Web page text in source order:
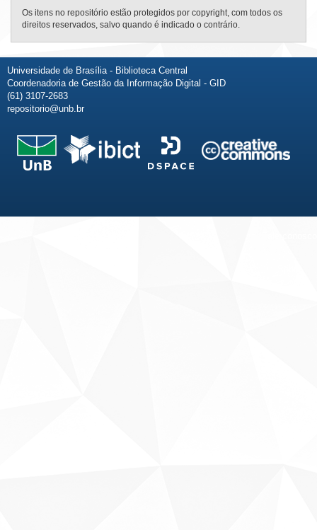
Os itens no repositório estão protegidos por copyright, com todos os
direitos reservados, salvo quando é indicado o contrário.
Universidade de Brasília - Biblioteca Central
Coordenadoria de Gestão da Informação Digital - GID
(61) 3107-2683
repositorio@unb.br